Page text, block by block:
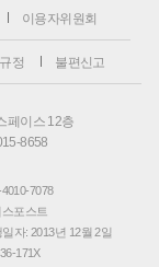
이용자위원회
정 불편신고
페이스 12층
8658
7078
포스트
자: 2013년 12월 2일
171X